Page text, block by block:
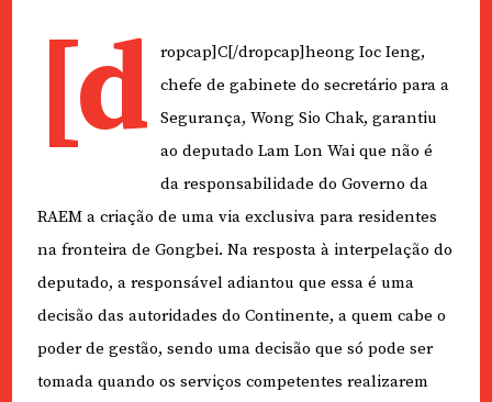
[d
ropcap]C[/dropcap]heong Ioc Ieng,
chefe de gabinete do secretário para a
Segurança, Wong Sio Chak, garantiu
ao deputado Lam Lon Wai que não é
da responsabilidade do Governo da
RAEM a criação de uma via exclusiva para residentes
na fronteira de Gongbei. Na resposta à interpelação do
deputado, a responsável adiantou que essa é uma
decisão das autoridades do Continente, a quem cabe o
poder de gestão, sendo uma decisão que só pode ser
tomada quando os serviços competentes realizarem